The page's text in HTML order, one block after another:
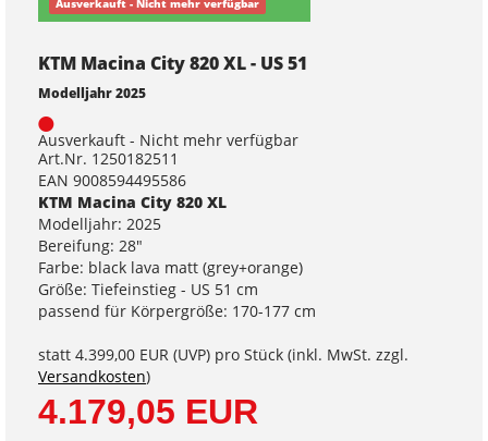
Ausverkauft - Nicht mehr verfügbar
KTM Macina City 820 XL - US 51
Modelljahr 2025
Ausverkauft - Nicht mehr verfügbar
Art.Nr. 1250182511
EAN 9008594495586
KTM Macina City 820 XL
Modelljahr: 2025
Bereifung: 28"
Farbe: black lava matt (grey+orange)
Größe: Tiefeinstieg - US 51 cm
passend für Körpergröße: 170-177 cm
statt 4.399,00 EUR (UVP) pro Stück (inkl. MwSt. zzgl.
Versandkosten)
4.179,05 EUR